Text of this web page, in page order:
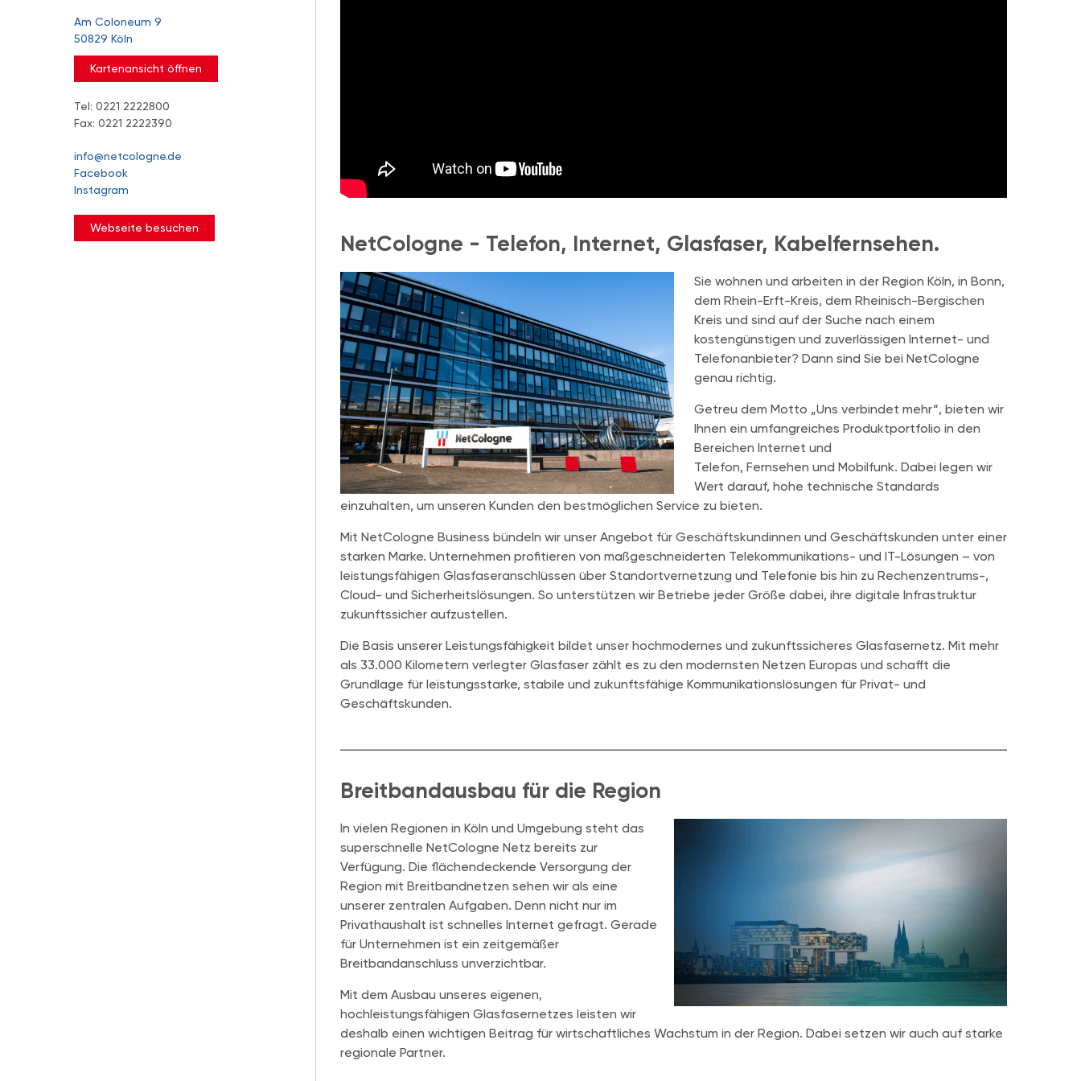
Am Coloneum 9
50829 Köln
Kartenansicht öffnen
Tel: 0221 2222800
Fax: 0221 2222390
info@netcologne.de
Facebook
Instagram
Webseite besuchen
NetCologne - Telefon, Internet, Glasfaser, Kabelfernsehen.
Sie wohnen und arbeiten in der Region Köln, in Bonn,
dem Rhein-Erft-Kreis, dem Rheinisch-Bergischen
Kreis und sind auf der Suche nach einem
kostengünstigen und zuverlässigen Internet- und
Telefonanbieter? Dann sind Sie bei NetCologne
genau richtig.
Getreu dem Motto „Uns verbindet mehr“, bieten wir
Ihnen ein umfangreiches Produktportfolio in den
Bereichen Internet und
Telefon, Fernsehen und Mobilfunk. Dabei legen wir
Wert darauf, hohe technische Standards
einzuhalten, um unseren Kunden den bestmöglichen Service zu bieten.
Mit NetCologne Business bündeln wir unser Angebot für Geschäftskundinnen und Geschäftskunden unter einer
starken Marke. Unternehmen profitieren von maßgeschneiderten Telekommunikations- und IT-Lösungen – von
leistungsfähigen Glasfaseranschlüssen über Standortvernetzung und Telefonie bis hin zu Rechenzentrums-,
Cloud- und Sicherheitslösungen. So unterstützen wir Betriebe jeder Größe dabei, ihre digitale Infrastruktur
zukunftssicher aufzustellen.
Die Basis unserer Leistungsfähigkeit bildet unser hochmodernes und zukunftssicheres Glasfasernetz. Mit mehr
als 33.000 Kilometern verlegter Glasfaser zählt es zu den modernsten Netzen Europas und schafft die
Grundlage für leistungsstarke, stabile und zukunftsfähige Kommunikationslösungen für Privat- und
Geschäftskunden.
Breitband­ausbau für die Region
In vielen Regionen in Köln und Umgebung steht das
superschnelle NetCologne Netz bereits zur
Verfügung. Die flächendeckende Versorgung der
Region mit Breitbandnetzen sehen wir als eine
unserer zentralen Aufgaben. Denn nicht nur im
Privathaushalt ist schnelles Internet gefragt. Gerade
für Unternehmen ist ein zeitgemäßer
Breitbandanschluss unverzichtbar.
Mit dem Ausbau unseres eigenen,
hochleistungsfähigen Glasfasernetzes leisten wir
deshalb einen wichtigen Beitrag für wirtschaftliches Wachstum in der Region. Dabei setzen wir auch auf starke
regionale Partner.